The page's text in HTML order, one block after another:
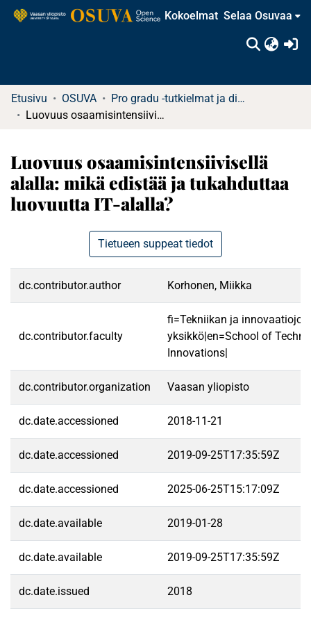
Kokoelmat Selaa Osuvaa
Etusivu OSUVA
Pro gradu -tutkielmat ja diplomityöt
Luovuus osaamisintensiivisellä alalla: mikä edistää ja tukahduttaa luovuutta IT-alalla?
Luovuus osaamisintensiivisellä
alalla: mikä edistää ja tukahduttaa
luovuutta IT-alalla?
Tietueen suppeat tiedot
dc.contributor.author Korhonen, Miikka
dc.contributor.faculty
fi=Tekniikan ja
yksikkö|en=School of
Innovations|
dc.contributor.organization Vaasan yliopisto
dc.date.accessioned 2018-11-21
dc.date.accessioned 2019-09-25T17:35:59Z
dc.date.accessioned 2025-06-25T15:17:09Z
dc.date.available 2019-01-28
dc.date.available 2019-09-25T17:35:59Z
dc.date.issued 2018